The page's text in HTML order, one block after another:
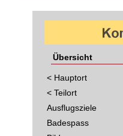
Übersicht
< Hauptort
< Teilort
Ausflugsziele
Badespass